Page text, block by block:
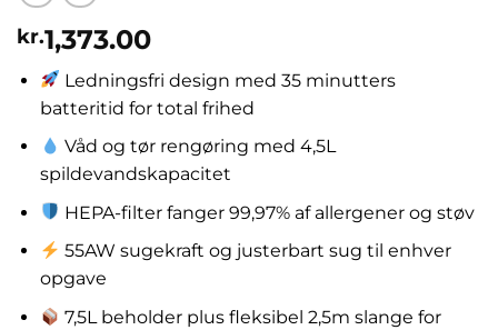
kr.1,373.00
Ledningsfri design med 35 minutters
batteritid for total frihed
Våd og tør rengøring med 4,5L
spildevandskapacitet
HEPA-filter fanger 99,97% af allergener og støv
55AW sugekraft og justerbart sug til enhver
opgave
7,5L beholder plus fleksibel 2,5m slange for